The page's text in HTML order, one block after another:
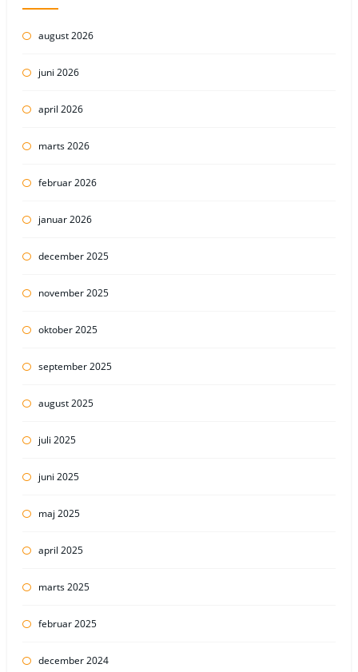
august 2026
juni 2026
april 2026
marts 2026
februar 2026
januar 2026
december 2025
november 2025
oktober 2025
september 2025
august 2025
juli 2025
juni 2025
maj 2025
april 2025
marts 2025
februar 2025
december 2024